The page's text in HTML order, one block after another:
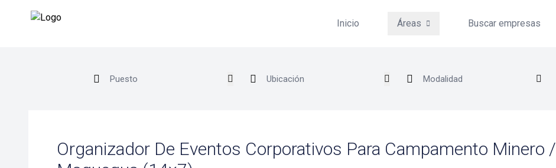
Inicio Áreas Buscar empresas
Organizador De Eventos Corporativos Para Campamento Minero /